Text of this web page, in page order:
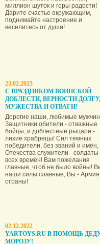
миллион шуток и горы радости!
Дарите счастье окружающим,
поднимайте настроение и
веселитесь от души!
23.02.2023
С ПРАЗДНИКОМ ВОИНСКОЙ
ДОБЛЕСТИ, ВЕРНОСТИ ДОЛГУ,
МУЖЕСТВА И ОТВАГИ!
Дорогие наши, любимые
Защитники обители - отважные
бойцы, и доблестные рыцари -
лихие храбрецы! Сил темных
победители, без званий и имён,
Отечества служители - солдаты
всех времён! Вам пожелания
главные, чтоб не было войны!
наши силы славные, Вы - Армия
страны!
02.12.2022
YARTOYS.RU В ПОМОЩЬ
МОРОЗУ!